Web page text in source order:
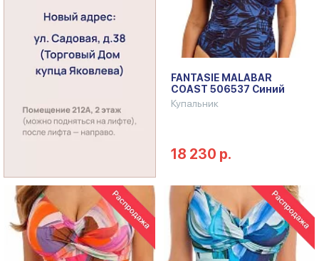
FANTASIE MALABAR
COAST 506537 Синий
Купальник
18 230 р.